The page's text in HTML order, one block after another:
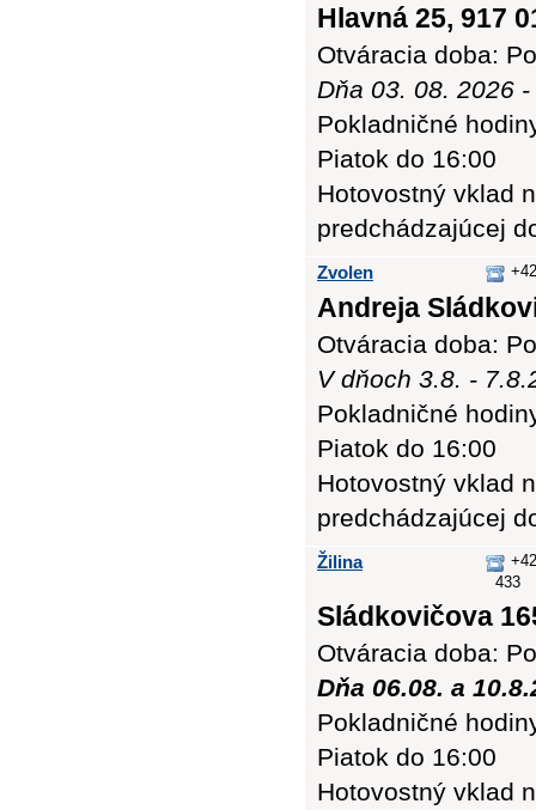
Hlavná 25, 917
Otváracia doba:
Dňa 03. 08. 2026
Pokladničné
Piatok do 16:00
Hotovostný vklad
predchádzajúcej
Zvolen
Andreja
Otváracia doba:
V dňoch 3.8. -
Pokladničné
Piatok do 16:00
Hotovostný vklad
predchádzajúcej
Žilina
433
Sládkovičova
Otváracia doba:
Dňa 06.08. a
Pokladničné
Piatok do 16:00
Hotovostný vklad